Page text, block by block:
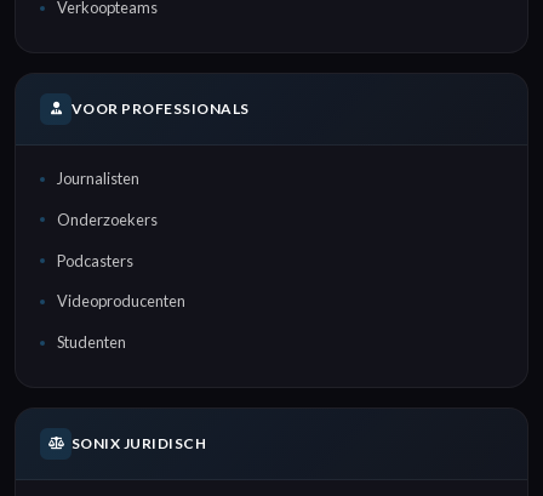
Verkoopteams
VOOR PROFESSIONALS
Journalisten
Onderzoekers
Podcasters
Videoproducenten
Studenten
SONIX JURIDISCH